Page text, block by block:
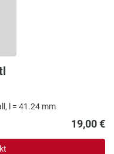
l = 41.24 mm
19,00 €